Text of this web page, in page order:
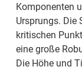
Komponenten
Ursprungs. Die
kritischen
eine große
Die Höhe und